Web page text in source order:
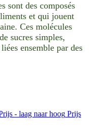
sont des composés
et qui jouent
Ces molécules
sucres simples,
ensemble par des
- laag naar hoog Prijs